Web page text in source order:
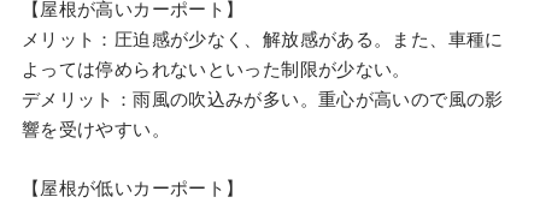
【屋根が高いカーポート】
メリット：圧迫感が少なく、解放感がある。また、車種に
よっては停められないといった制限が少ない。
デメリット：雨風の吹込みが多い。重心が高いので風の影
響を受けやすい。
【屋根が低いカーポート】